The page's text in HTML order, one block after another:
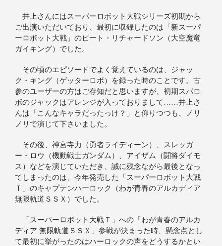
井上さんにはスーパーロボット大戦シリーズ初期から
ご出演いただいており、最初に収録したのは「新スーパ
ーロボット大戦」のピート・リチャードソン（大空魔竜
ガイキング）でした。
その頃のエピソードでよく覚えているのは、ジャッ
ク・キング（ゲッターロボ）を録った時のことです。古
参のユーザーの方はご存知だと思いますが、初期スパロ
ボのジャックはアレンジが入っておりまして……井上さ
んは「こんなキャラだったっけ？」と仰りつつも、ノリ
ノリで演じて下さいました。
その後、神宮寺力（勇者ライディーン）、スレッガ
ー・ロウ（機動戦士ガンダム）、アイザム（闘将ダイモ
ス）などを演じていただき、誠に残念ながら最後となっ
てしまったのは、今年発売した「スーパーロボット大戦
Ｔ」のキャプテンハーロック（わが青春のアルカディア
無限軌道ＳＳＸ）でした。
「スーパーロボット大戦Ｔ」への「わが青春のアルカ
ディア 無限軌道ＳＳＸ」参戦が決まった時、懸念点とし
て最初に挙がったのはハーロックの声をどうするかとい